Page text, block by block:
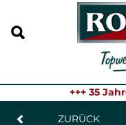
+++ 35
ZURÜCK